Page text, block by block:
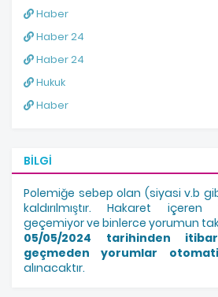
Haber
Haber 24
Haber 24
Hukuk
Haber
BILGI
Polemiğe sebep olan (siyasi v.b
kaldırılmıştır. Hakaret içeren
geçemiyor ve binlerce yorumun
05/05/2024 tarihinden
geçmeden yorumlar
alınacaktır.